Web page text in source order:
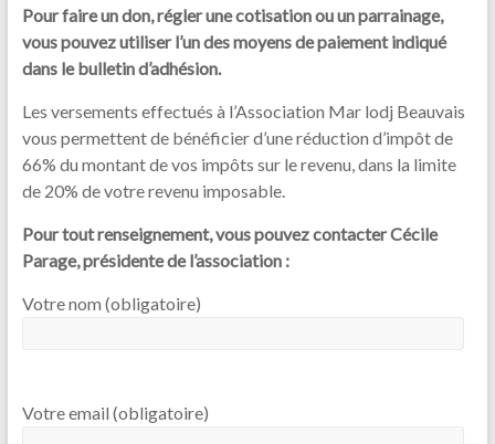
Pour faire un don, régler une cotisation ou un parrainage,
vous pouvez utiliser l’un des moyens de paiement indiqué
dans le bulletin d’adhésion.
Les versements effectués à l’Association Mar lodj Beauvais
vous permettent de bénéficier d’une réduction d’impôt de
66% du montant de vos impôts sur le revenu, dans la limite
de 20% de votre revenu imposable.
Pour tout renseignement, vous pouvez contacter Cécile
Parage, présidente de l’association :
Votre nom (obligatoire)
Votre email (obligatoire)